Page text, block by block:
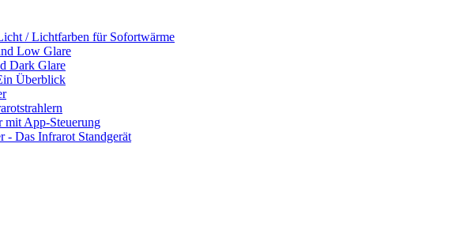
/ Lichtfarben für Sofortwärme
Low Glare
Dark Glare
Überblick
mit App-Steuerung
- Das Infrarot Standgerät